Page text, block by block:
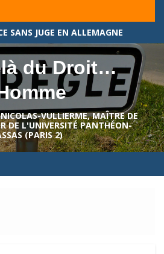
du Droit…
VULLIERME, MAÎTRE DE
DE L'UNIVERSITÉ PANTHÉON-
(PARIS 2)